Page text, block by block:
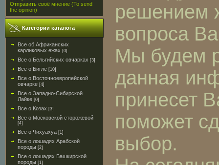
Отправить своё мнение (To send
the opinion)
Категории каталога
Все об Африканских
карликовых ежах [0]
Все о Бельгийских овчарках [3]
Все о Бигле [10]
Все о Восточноевропейской
овчарке [4]
Все о Западно-Сибирской
Лайке [0]
Все о Козах [3]
Все о Московской сторожевой
[4]
Все о Чихуахуа [1]
Все о лошадях Арабской
породы [2]
Все о лошадях Башкирской
породы [1]
решением
вопроса
Мы будем
данная
принесет
поможет
выбор.